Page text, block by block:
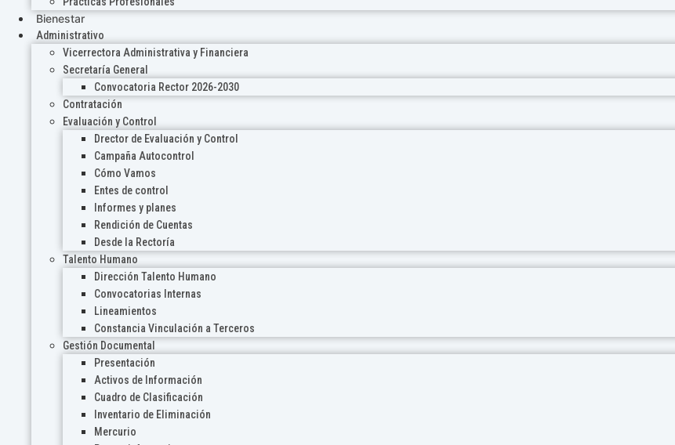
Bienestar
Administrativo
Vicerrectora Administrativa y Financiera
Secretaría General
Convocatoria Rector 2026-2030
Contratación
Evaluación y Control
Drector de Evaluación y Control
Campaña Autocontrol
Cómo Vamos
Entes de control
Informes y planes
Rendición de Cuentas
Desde la Rectoría
Talento Humano
Dirección Talento Humano
Convocatorias Internas
Lineamientos
Constancia Vinculación a Terceros
Gestión Documental
Presentación
Activos de Información
Cuadro de Clasificación
Inventario de Eliminación
Mercurio